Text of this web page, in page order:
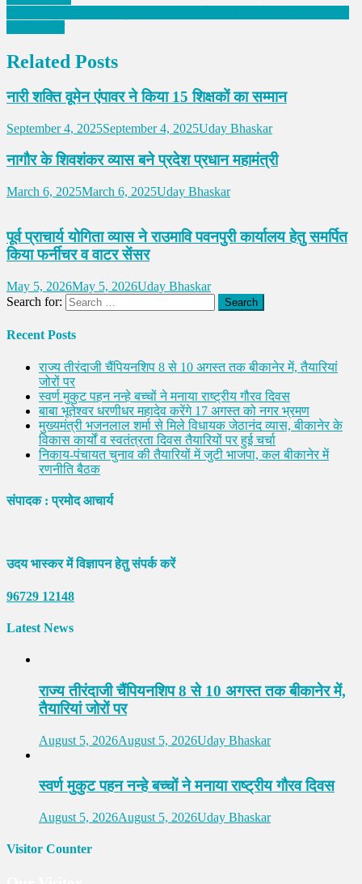
Related Posts
नारी शक्ति वूमेन एंपावर ने किया 15 शिक्षकों का सम्मान
September 4, 2025September 4, 2025Uday Bhaskar
नागौर के शिवशंकर व्यास बने प्रदेश प्रधान महामंत्री
March 6, 2025March 6, 2025Uday Bhaskar
पूर्व प्राचार्य योगिता व्यास ने राउमावि पवनपुरी कार्यालय हेतु समर्पित
किया फर्नीचर व वाटर सेंसर
May 5, 2026May 5, 2026Uday Bhaskar
Search for:
Recent Posts
राज्य तीरंदाजी चैंपियनशिप 8 से 10 अगस्त तक बीकानेर में, तैयारियां
जोरों पर
स्वर्ण मुकुट पहन नन्हे बच्चों ने मनाया राष्ट्रीय गौरव दिवस
बाबा भूतेश्वर धरणीधर महादेव करेंगे 17 अगस्त को नगर भ्रमण
मुख्यमंत्री भजनलाल शर्मा से मिले विधायक जेठानंद व्यास, बीकानेर के
विकास कार्यों व स्वतंत्रता दिवस तैयारियों पर हुई चर्चा
निकाय-पंचायत चुनाव की तैयारियों में जुटी भाजपा, कल बीकानेर में
रणनीति बैठक
संपादक : प्रमोद आचार्य
उदय भास्कर में विज्ञापन हेतु संपर्क करें
96729 12148
Latest News
राज्य तीरंदाजी चैंपियनशिप 8 से 10 अगस्त तक बीकानेर में,
तैयारियां जोरों पर
August 5, 2026August 5, 2026Uday Bhaskar
स्वर्ण मुकुट पहन नन्हे बच्चों ने मनाया राष्ट्रीय गौरव दिवस
August 5, 2026August 5, 2026Uday Bhaskar
Visitor Counter